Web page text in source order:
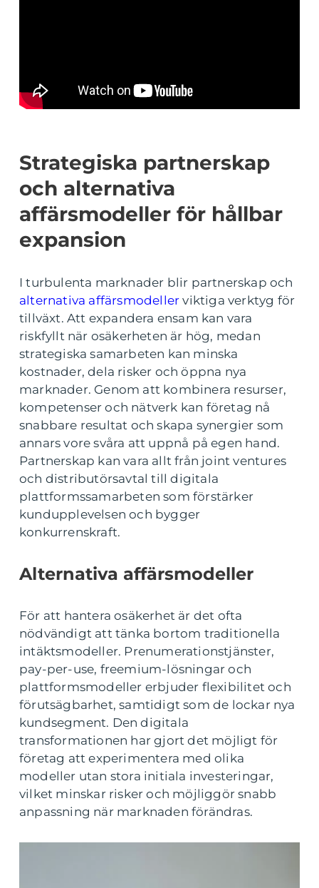
Strategiska partnerskap
och alternativa
affärsmodeller för hållbar
expansion
I turbulenta marknader blir partnerskap och
alternativa affärsmodeller viktiga verktyg för
tillväxt. Att expandera ensam kan vara
riskfyllt när osäkerheten är hög, medan
strategiska samarbeten kan minska
kostnader, dela risker och öppna nya
marknader. Genom att kombinera resurser,
kompetenser och nätverk kan företag nå
snabbare resultat och skapa synergier som
annars vore svåra att uppnå på egen hand.
Partnerskap kan vara allt från joint ventures
och distributörsavtal till digitala
plattformssamarbeten som förstärker
kundupplevelsen och bygger
konkurrenskraft.
Alternativa affärsmodeller
För att hantera osäkerhet är det ofta
nödvändigt att tänka bortom traditionella
intäktsmodeller. Prenumerationstjänster,
pay-per-use, freemium-lösningar och
plattformsmodeller erbjuder flexibilitet och
förutsägbarhet, samtidigt som de lockar nya
kundsegment. Den digitala
transformationen har gjort det möjligt för
företag att experimentera med olika
modeller utan stora initiala investeringar,
vilket minskar risker och möjliggör snabb
anpassning när marknaden förändras.